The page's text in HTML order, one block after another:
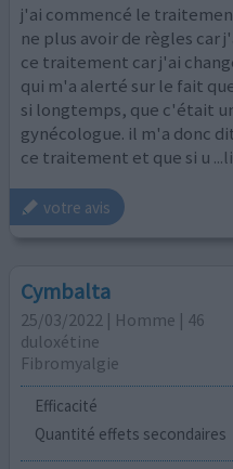
j'ai commencé le
ne plus avoir de règles car
ce traitement car j'ai
qui m'a alerté sur le fait
si longtemps, que c'était
gynécologue. il m'a donc
ce traitement et que si u
votre avis
Cymbalta
25/03/2022 | Homme | 46
duloxétine
Fibromyalgie
Efficacité
Quantité effets secondaires